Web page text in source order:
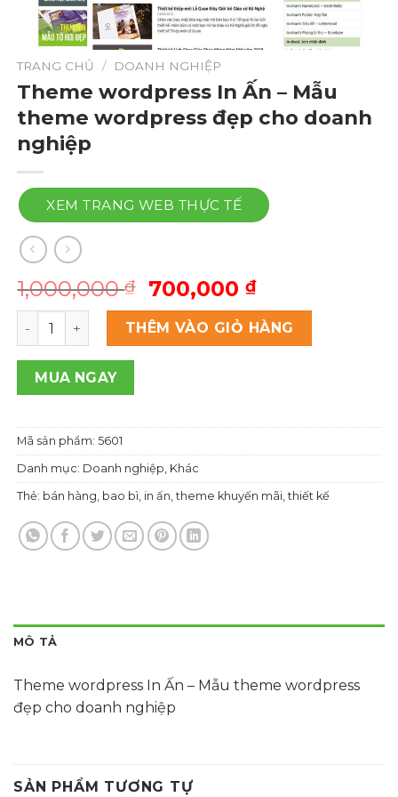
TRANG CHỦ / DOANH NGHIỆP
Theme wordpress In Ấn – Mẫu
theme wordpress đẹp cho doanh
nghiệp
XEM TRANG WEB THỰC TẾ
1,000,000₫
Giá
gốc
là:
1,000,000 ₫.
700,000 ₫Giá
hiện
tại
là:
Theme wordpress In Ấn - Mẫu theme wordpress đẹp
THÊM VÀO GIỎ HÀNG
MUA NGAY
Mã sản phẩm:5601
Danh mục: Doanh nghiệp, Khác
Thẻ: bán hàng, bao bì, in ấn,theme khuyến mãi,thiết kế
MÔ TẢ
Theme wordpress In Ấn – Mẫu theme wordpress
đẹp cho doanh nghiệp
SẢN PHẨM TƯƠNG TỰ